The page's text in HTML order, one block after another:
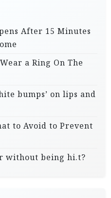
After 15 Minutes
a Ring On The
bumps’ on lips and
to Avoid to Prevent
without being hi.t?